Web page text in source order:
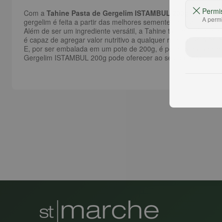
Com a Tahine Pasta de Gergelim ISTAMBUL 200g
, você
gergelim é feita a partir das melhores sementes, o que
Além de ser um ingrediente versátil, a Tahine também é
é capaz de agregar valor nutritivo a qualquer receita. Seja
E, por ser embalada em um pote de 200g, é perfeita para
Gergelim ISTAMBUL 200g pode oferecer ao seu paladar!
A